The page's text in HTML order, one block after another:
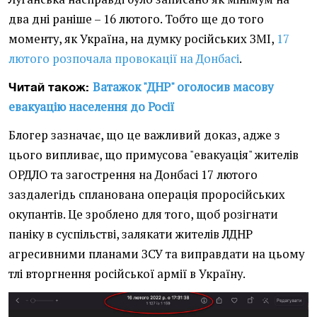
два дні раніше – 16 лютого. Тобто ще до того
моменту, як Україна, на думку російських ЗМІ, 17
лютого розпочала провокації на Донбасі.
Читай також: Ватажок "ДНР" оголосив масову
евакуацію населення до Росії
Блогер зазначає, що це важливий доказ, адже з
цього випливає, що примусова "евакуація" жителів
ОРДЛО та загострення на Донбасі 17 лютого
заздалегідь спланована операція проросійських
окупантів. Це зроблено для того, щоб розігнати
паніку в суспільстві, залякати жителів ЛДНР
агресивними планами ЗСУ та виправдати на цьому
тлі вторгнення російської армії в Україну.